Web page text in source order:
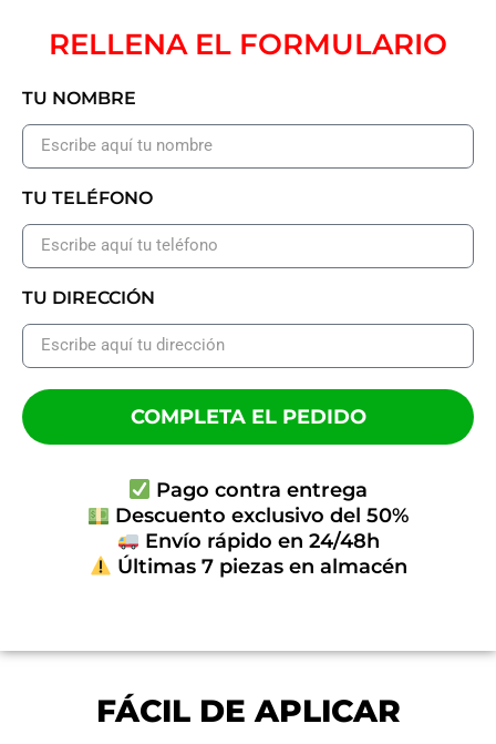
RELLENA EL FORMULARIO
TU NOMBRE
TU TELÉFONO
TU DIRECCIÓN
COMPLETA EL PEDIDO
Pago contra entrega
Descuento exclusivo del 50%
Envío rápido en 24/48h
Últimas 7 piezas en almacén
FÁCIL DE APLICAR